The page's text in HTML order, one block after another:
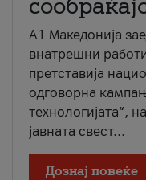
A1 Македонија
внатрешни
претставија
одговорна
технологијата“,
јавната свест...
Дознај повеќе